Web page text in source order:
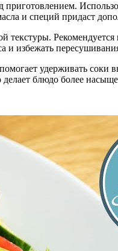
и специй придаст
текстуры.
и избежать
удерживать соки
делает блюдо более